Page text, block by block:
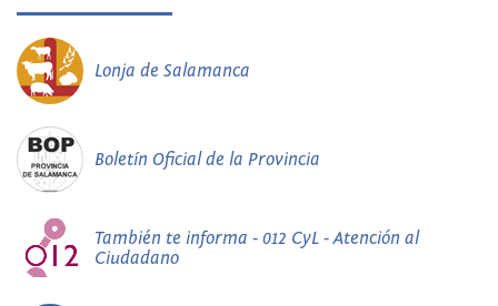
Lonja de Salamanca
Boletín Oficial de la Provincia
También te informa - 012 CyL - Atención al
Ciudadano